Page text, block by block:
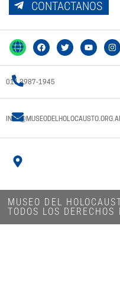
CONTACTANOS
011 3987-1945
MUSEO DEL
TODOS LOS DERECHOS